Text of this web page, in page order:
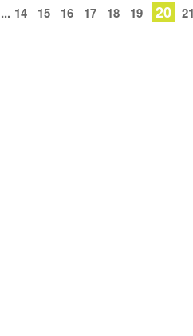
... 14 15 16 17 18 19 20 21